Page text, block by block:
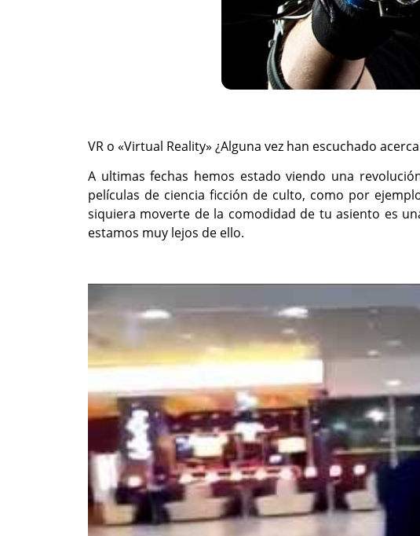
VR o «Virtual Reality» ¿Alguna vez han escuchado
A ultimas fechas hemos estado viendo una
películas de ciencia ficción de culto, como por
siquiera moverte de la comodidad de tu asiento es
estamos muy lejos de ello.